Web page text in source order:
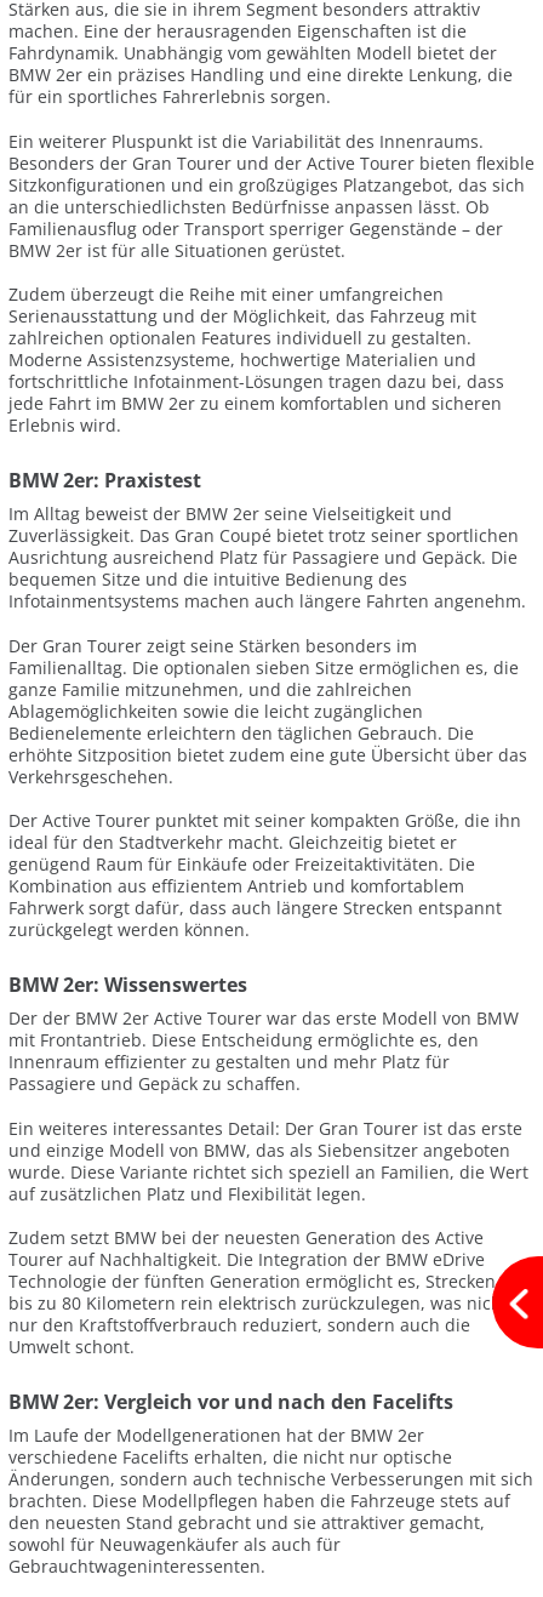
Stärken aus, die sie in ihrem Segment besonders attraktiv
machen. Eine der herausragenden Eigenschaften ist die
Fahrdynamik. Unabhängig vom gewählten Modell bietet der
BMW 2er ein präzises Handling und eine direkte Lenkung, die
für ein sportliches Fahrerlebnis sorgen.
Ein weiterer Pluspunkt ist die Variabilität des Innenraums.
Besonders der Gran Tourer und der Active Tourer bieten flexible
Sitzkonfigurationen und ein großzügiges Platzangebot, das sich
an die unterschiedlichsten Bedürfnisse anpassen lässt. Ob
Familienausflug oder Transport sperriger Gegenstände – der
BMW 2er ist für alle Situationen gerüstet.
Zudem überzeugt die Reihe mit einer umfangreichen
Serienausstattung und der Möglichkeit, das Fahrzeug mit
zahlreichen optionalen Features individuell zu gestalten.
Moderne Assistenzsysteme, hochwertige Materialien und
fortschrittliche Infotainment-Lösungen tragen dazu bei, dass
jede Fahrt im BMW 2er zu einem komfortablen und sicheren
Erlebnis wird.
BMW 2er: Praxistest
Im Alltag beweist der BMW 2er seine Vielseitigkeit und
Zuverlässigkeit. Das Gran Coupé bietet trotz seiner sportlichen
Ausrichtung ausreichend Platz für Passagiere und Gepäck. Die
bequemen Sitze und die intuitive Bedienung des
Infotainmentsystems machen auch längere Fahrten angenehm.
Der Gran Tourer zeigt seine Stärken besonders im
Familienalltag. Die optionalen sieben Sitze ermöglichen es, die
ganze Familie mitzunehmen, und die zahlreichen
Ablagemöglichkeiten sowie die leicht zugänglichen
Bedienelemente erleichtern den täglichen Gebrauch. Die
erhöhte Sitzposition bietet zudem eine gute Übersicht über das
Verkehrsgeschehen.
Der Active Tourer punktet mit seiner kompakten Größe, die ihn
ideal für den Stadtverkehr macht. Gleichzeitig bietet er
genügend Raum für Einkäufe oder Freizeitaktivitäten. Die
Kombination aus effizientem Antrieb und komfortablem
Fahrwerk sorgt dafür, dass auch längere Strecken entspannt
zurückgelegt werden können.
BMW 2er: Wissenswertes
Der der BMW 2er Active Tourer war das erste Modell von BMW
mit Frontantrieb. Diese Entscheidung ermöglichte es, den
Innenraum effizienter zu gestalten und mehr Platz für
Passagiere und Gepäck zu schaffen.
Ein weiteres interessantes Detail: Der Gran Tourer ist das erste
und einzige Modell von BMW, das als Siebensitzer angeboten
wurde. Diese Variante richtet sich speziell an Familien, die Wert
auf zusätzlichen Platz und Flexibilität legen.
Zudem setzt BMW bei der neuesten Generation des Active
Tourer auf Nachhaltigkeit. Die Integration der BMW eDrive
Technologie der fünften Generation ermöglicht es, Strecken von
bis zu 80 Kilometern rein elektrisch zurückzulegen, was nicht
nur den Kraftstoffverbrauch reduziert, sondern auch die
Umwelt schont.
BMW 2er: Vergleich vor und nach den Facelifts
Im Laufe der Modellgenerationen hat der BMW 2er
verschiedene Facelifts erhalten, die nicht nur optische
Änderungen, sondern auch technische Verbesserungen mit sich
brachten. Diese Modellpflegen haben die Fahrzeuge stets auf
den neuesten Stand gebracht und sie attraktiver gemacht,
sowohl für Neuwagenkäufer als auch für
Gebrauchtwageninteressenten.